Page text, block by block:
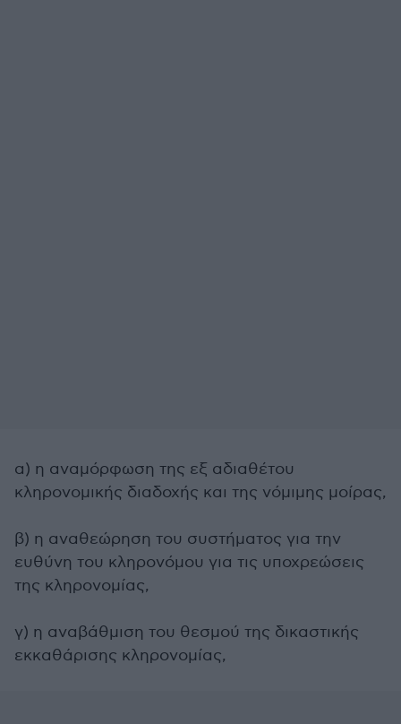
α) η αναμόρφωση της εξ αδιαθέτου
κληρονομικής διαδοχής και της νόμιμης μοίρας,
β) η αναθεώρηση του συστήματος για την
ευθύνη του κληρονόμου για τις υποχρεώσεις
της κληρονομίας,
γ) η αναβάθμιση του θεσμού της δικαστικής
εκκαθάρισης κληρονομίας,